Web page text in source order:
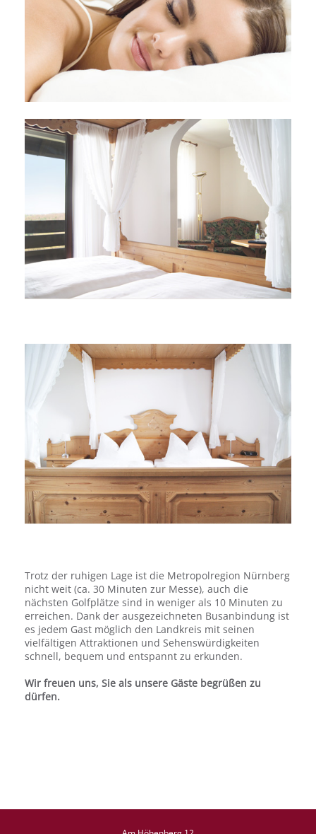
Trotz der ruhigen Lage ist die Metropolregion Nürnberg
nicht weit (ca. 30 Minuten zur Messe), auch die
nächsten Golfplätze sind in weniger als 10 Minuten zu
erreichen. Dank der ausgezeichneten Busanbindung ist
es jedem Gast möglich den Landkreis mit seinen
vielfältigen Attraktionen und Sehenswürdigkeiten
schnell, bequem und entspannt zu erkunden.
Wir freuen uns, Sie als unsere Gäste begrüßen zu
dürfen.